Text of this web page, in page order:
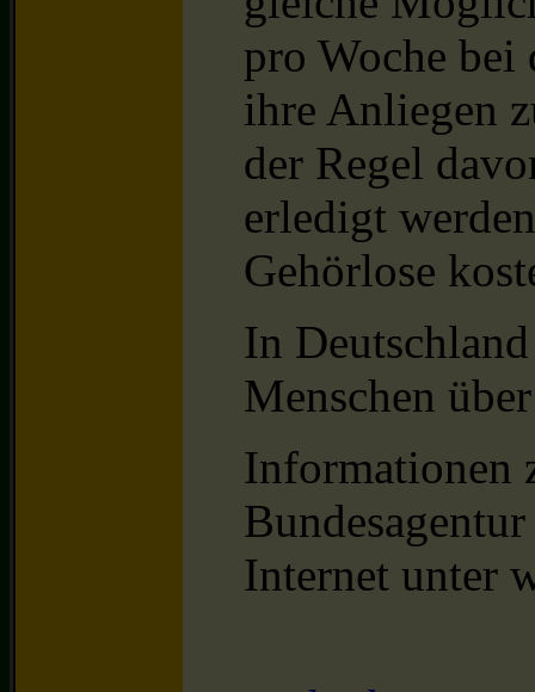
pro Woche bei
ihre Anliegen
der Regel
erledigt
Gehörlose
In
Menschen
Informationen
Internet unter